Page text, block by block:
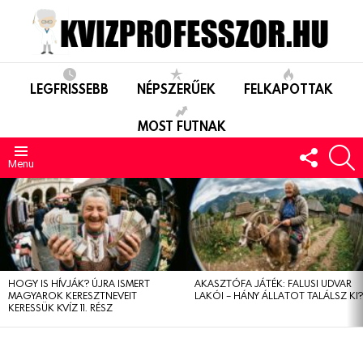
LEGFRISSEBB NÉPSZERŰEK FELKAPOTTAK
MOST FUTNAK
Menu
US
LEGUTÓBBIAK
HOGY IS HÍVJÁK? ÚJRA ISMERT
MAGYAROK KERESZTNEVEIT
KERESSÜK KVÍZ 11. RÉSZ
AKASZTÓFA JÁTÉK: FALUSI UDVAR
LAKÓI – HÁNY ÁLLATOT TALÁLSZ KI?